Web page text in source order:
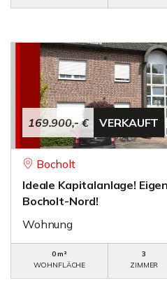
169.900,- € VERKAUFT
Bocholt
Ideale Kapitalanlage!
Bocholt-Nord!
Wohnung
0 m²
WOHNFLÄCHE
3
ZIMMER